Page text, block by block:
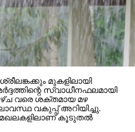
മുകളിലായി
സ്വാധീനഫലമായി
വരെ ശക്തമായ മഴ
വകുപ്പ് അറിയിച്ചു.
കൂടുതല്‍